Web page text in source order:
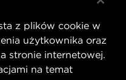
z plików cookie w
użytkownika oraz
stronie internetowej.
na temat